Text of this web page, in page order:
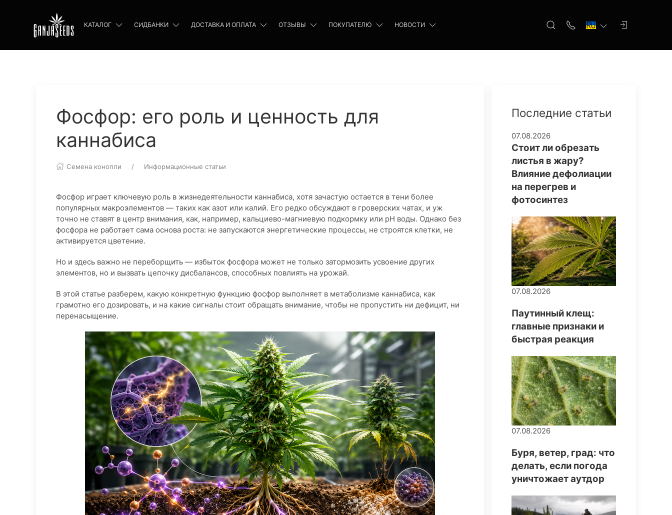
КАТАЛОГ СИДБАНКИ ДОСТАВКА И ОПЛАТА ОТЗЫВЫ ПОКУПАТЕЛЮ НОВОСТИ
Фосфор: его роль и ценность для
каннабиса
Семена конопли Информационные статьи
Фосфор играет ключевую роль в жизнедеятельности каннабиса, хотя зачастую остается в тени более
популярных макроэлементов — таких как азот или калий. Его редко обсуждают в гроверских чатах, и уж
точно не ставят в центр внимания, как, например, кальциево-магниевую подкормку или pH воды. Однако без
фосфора не работает сама основа роста: не запускаются энергетические процессы, не строятся клетки, не
активируется цветение.
Но и здесь важно не переборщить — избыток фосфора может не только затормозить усвоение других
элементов, но и вызвать цепочку дисбалансов, способных повлиять на урожай.
В этой статье разберем, какую конкретную функцию фосфор выполняет в метаболизме каннабиса, как
грамотно его дозировать, и на какие сигналы стоит обращать внимание, чтобы не пропустить ни дефицит, ни
перенасыщение.
Последние статьи
07.08.2026
Стоит ли обрезать
листья в жару?
Влияние дефолиации
на перегрев и
фотосинтез
07.08.2026
Паутинный клещ:
главные признаки и
быстрая реакция
07.08.2026
Буря, ветер, град: что
делать, если погода
уничтожает аутдор